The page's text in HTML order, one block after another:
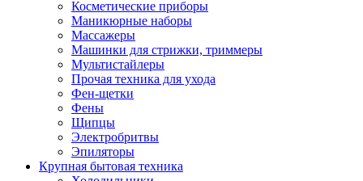
Машинки для снятия катышков
Сушилки для белья и обуви
Климатическая техника
Приточно-вытяжные вентиляторы
Теплый пол
Обогреватели
Тепловентиляторы
Тепловые завесы
Косметические приборы
Маникюрные наборы
Массажеры
Машинки для стрижки, триммеры
Мультистайлеры
Прочая техника для ухода
Фен-щетки
Фены
Щипцы
Электробритвы
Эпиляторы
Крупная бытовая техника